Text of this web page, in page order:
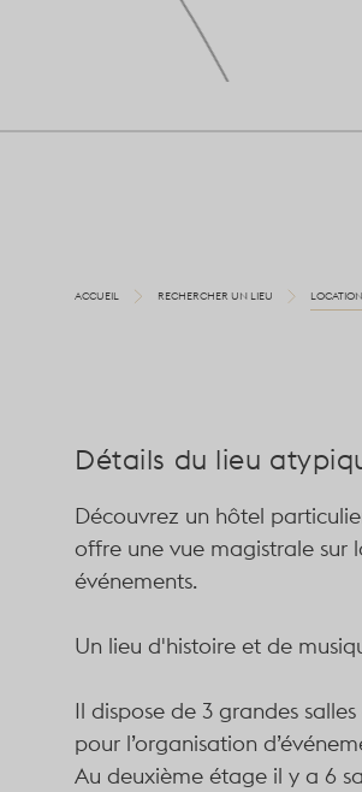
ACCUEIL RECHERCHER UN LIEU
Détails du lieu
Découvrez un hôtel
offre une vue magistrale sur
événements.
Un lieu d'histoire et de
Il dispose de 3 grandes
pour l’organisation
Au deuxième étage il y a 6